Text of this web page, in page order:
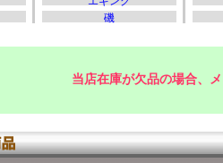
当店在庫が欠品の場合、